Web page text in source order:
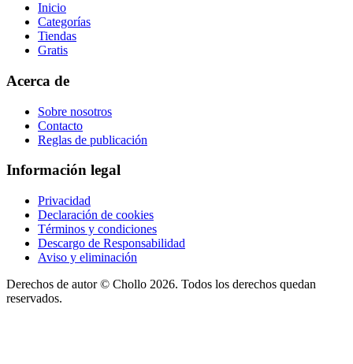
Inicio
Categorías
Tiendas
Gratis
Acerca de
Sobre nosotros
Contacto
Reglas de publicación
Información legal
Privacidad
Declaración de cookies
Términos y condiciones
Descargo de Responsabilidad
Aviso y eliminación
Derechos de autor © Chollo 2026. Todos los derechos quedan
reservados.